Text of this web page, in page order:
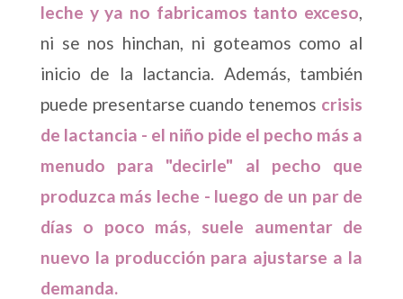
leche y ya no fabricamos tanto exceso,
ni se nos hinchan, ni goteamos como al
inicio de la lactancia. Además, también
puede presentarse cuando tenemos crisis
de lactancia - el niño pide el pecho más a
menudo para "decirle" al pecho que
produzca más leche - luego de un par de
días o poco más, suele aumentar de
nuevo la producción para ajustarse a la
demanda.